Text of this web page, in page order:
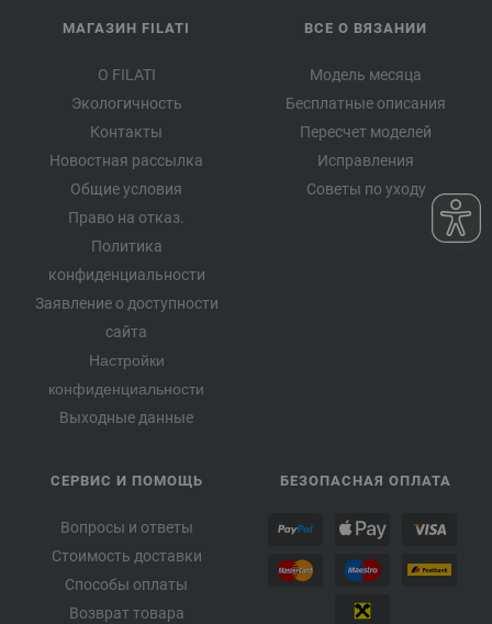
МАГАЗИН FILATI
О FILATI
Экологичность
Контакты
Новостная рассылка
Общие условия
Право на отказ.
Политика
конфиденциальности
Заявление о доступности
сайта
Настройки
конфиденциальности
Выходные данные
ВСЕ О ВЯЗАНИИ
Модель месяца
Бесплатные описания
Пересчет моделей
Исправления
Советы по уходу
СЕРВИС И ПОМОЩЬ
Вопросы и ответы
Стоимость доставки
Способы оплаты
Возврат товара
БЕЗОПАСНАЯ ОПЛАТА